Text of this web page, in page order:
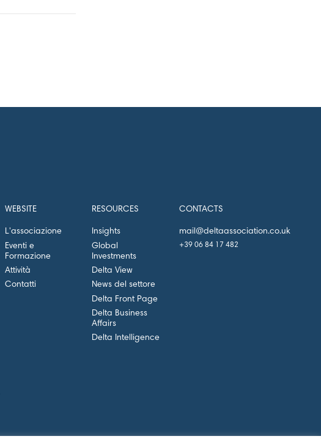
WEBSITE
L'associazione
Eventi e
Formazione
Attività
Contatti
RESOURCES
Insights
Global
Investments
Delta View
News del settore
Delta Front Page
Delta Business
Affairs
Delta Intelligence
CONTACTS
mail@deltaassociation.co.uk
+39 06 84 17 482